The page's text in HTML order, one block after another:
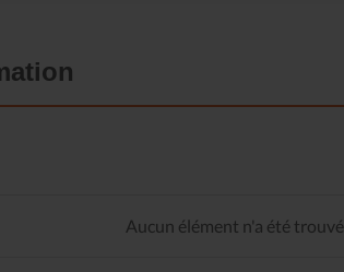
Aucun élément n'a été trouvé.